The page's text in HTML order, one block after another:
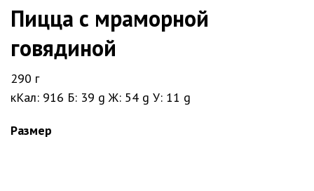
Пицца с мраморной
говядиной
290 г
кКал: 916 Б: 39 g Ж: 54 g У: 11 g
Размер